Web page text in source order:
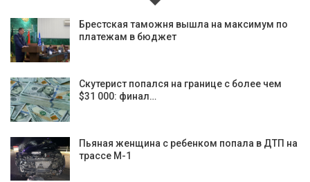
Брестская таможня вышла на максимум по
платежам в бюджет
Скутерист попался на границе с более чем
$31 000: финал…
Пьяная женщина с ребенком попала в ДТП на
трассе М-1